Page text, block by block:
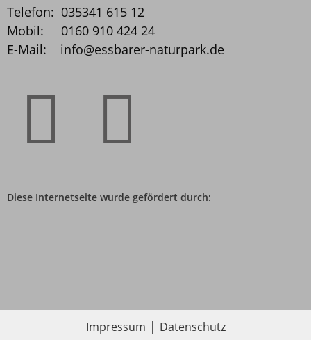
Telefon: 035341 615 12
Mobil: 0160 910 424 24
E-Mail: info@essbarer­-naturpark.de
Diese Internetseite wurde gefördert durch:
Impressum | Datenschutz